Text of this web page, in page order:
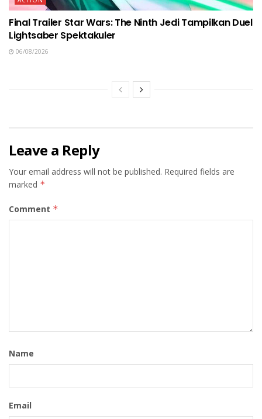
Final Trailer Star Wars: The Ninth Jedi Tampilkan Duel
Lightsaber Spektakuler
06/08/2026
Leave a Reply
Your email address will not be published. Required fields are
marked *
Comment *
Name
Email